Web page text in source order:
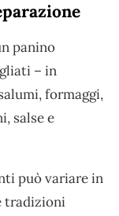
panino
– in
formaggi,
salse e
può variare in
tradizioni